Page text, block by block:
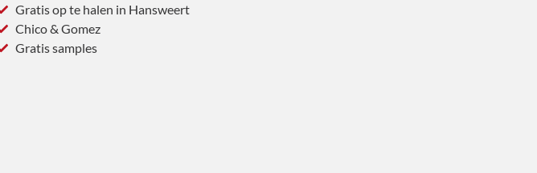
Gratis op te halen in Hansweert
Chico & Gomez
Gratis samples